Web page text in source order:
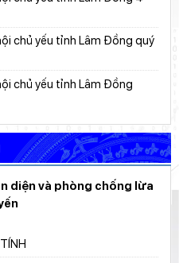
chủ yếu tỉnh Lâm Đồng quý
chủ yếu tỉnh Lâm Đồng
diện và phòng chống lừa